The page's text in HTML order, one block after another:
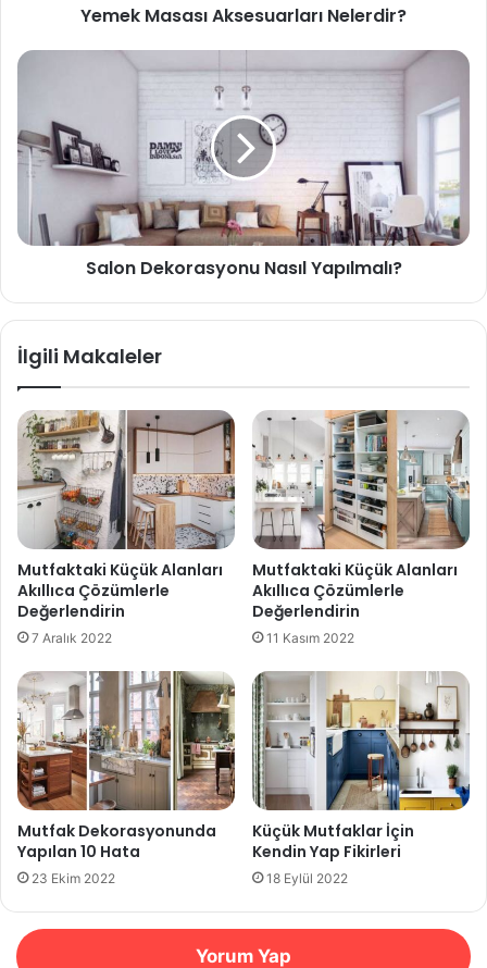
Yemek Masası Aksesuarları Nelerdir?
Salon Dekorasyonu Nasıl Yapılmalı?
İlgili Makaleler
Mutfaktaki Küçük Alanları
Akıllıca Çözümlerle
Değerlendirin
7 Aralık 2022
Mutfaktaki Küçük Alanları
Akıllıca Çözümlerle
Değerlendirin
11 Kasım 2022
Mutfak Dekorasyonunda
Yapılan 10 Hata
23 Ekim 2022
Küçük Mutfaklar İçin
Kendin Yap Fikirleri
18 Eylül 2022
Yorum Yap